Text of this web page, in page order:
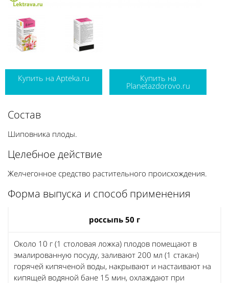
Купить на Apteka.ru Купить на
Planetazdorovo.ru
Состав
Шиповника плоды.
Целебное действие
Желчегонное средство растительного происхождения.
Форма выпуска и способ применения
россыпь 50 г
Около 10 г (1 столовая ложка) плодов помещают в
эмалированную посуду, заливают 200 мл (1 стакан)
горячей кипяченой воды, накрывают и настаивают на
кипящей водяной бане 15 мин, охлаждают при